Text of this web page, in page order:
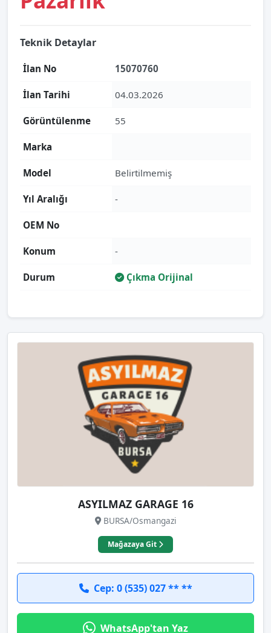
Teknik Detaylar
İlan No 15070760
İlan Tarihi 04.03.2026
Görüntülenme 55
Marka
Model Belirtilmemiş
Yıl Aralığı -
OEM No
Konum -
Durum Çıkma Orijinal
ASYILMAZ GARAGE 16
BURSA/Osmangazi
Mağazaya Git
Cep: 0 (535) 027 ** **
WhatsApp'tan Yaz